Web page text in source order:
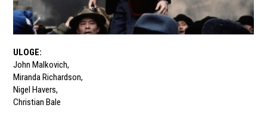
ULOGE:
John Malkovich,
Miranda Richardson,
Nigel Havers,
Christian Bale